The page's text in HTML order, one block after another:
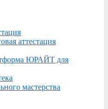
аттестация
ЮРАЙТ для
мастерства